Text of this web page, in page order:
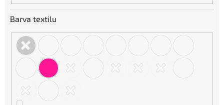
Barva textilu